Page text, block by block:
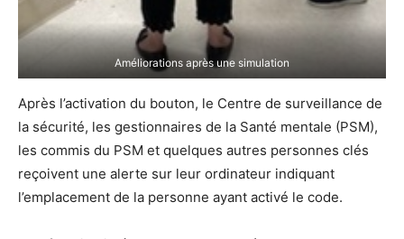
Améliorations après une simulation
Après l’activation du bouton, le Centre de surveillance de
la sécurité, les gestionnaires de la Santé mentale (PSM),
les commis du PSM et quelques autres personnes clés
reçoivent une alerte sur leur ordinateur indiquant
l’emplacement de la personne ayant activé le code.